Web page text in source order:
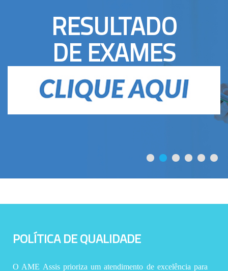
RESULTADO
DE EXAMES
POLÍTICA DE QUALIDADE
O AME Assis prioriza um atendimento de excelência para